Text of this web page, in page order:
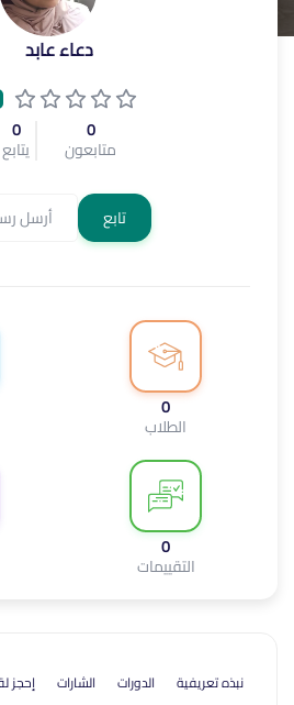
دعاء عابد
0
متابعون
0
يتابع
تابع أرسل
0
الطلاب
0
التقييمات
نبذه تعريفية الدورات الشارات إحجز